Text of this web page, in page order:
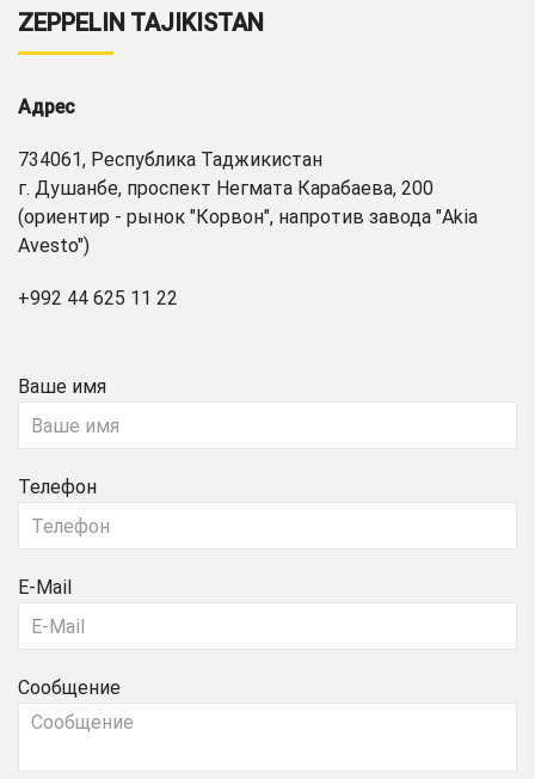
ZEPPELIN TAJIKISTAN
Адрес
734061, Республика Таджикистан
г. Душанбе, проспект Негмата Карабаева, 200
(ориентир - рынок "Корвон", напротив завода "Akia
Avesto")
+992 44 625 11 22
Ваше имя
Телефон
E-Mail
Сообщение